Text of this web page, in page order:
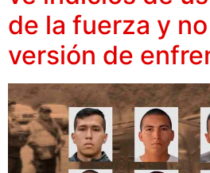
de la fuerza y
versión de